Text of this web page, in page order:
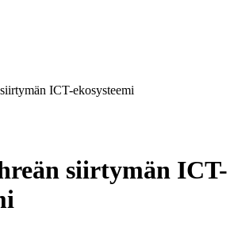
ICT-ekosysteemi
siirtymän ICT-